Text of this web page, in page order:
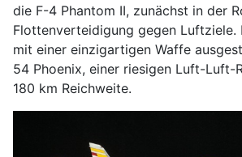
die F-4 Phantom II, zunächst in der
Flottenverteidigung gegen Luftziele.
mit einer einzigartigen Waffe
54 Phoenix, einer riesigen Luft-Luft-
180 km Reichweite.